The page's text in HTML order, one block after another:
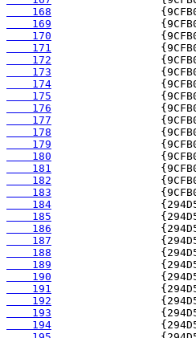
    168
    169
    170
    171
    172
    173
    174
    175
    176
    177
    178
    179
    180
    181
    182
    183
    184
    185
    186
    187
    188
    189
    190
    191
    192
    193
    194